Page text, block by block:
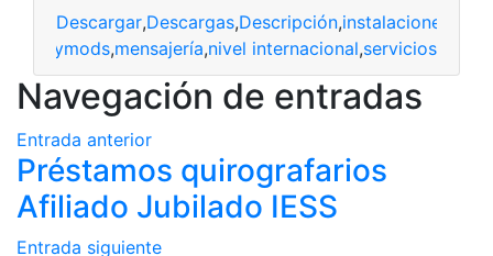
Descargar,Descargas,Descripción,instalaciones
heymods,mensajería,nivel internacional,servicios
Navegación de entradas
Entrada anterior
Préstamos quirografarios
Afiliado Jubilado IESS
Entrada siguiente